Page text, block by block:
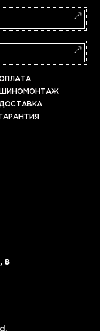
ШИНОМОНТАЖ
ГАРАНТИЯ
8